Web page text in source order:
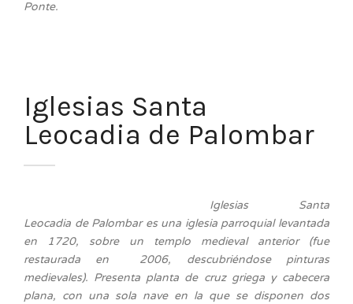
Ponte.
Iglesias Santa
Leocadia de Palombar
Iglesias Santa
Leocadia de Palombar es una iglesia parroquial levantada
en 1720, sobre un templo medieval anterior (fue
restaurada en 2006, descubriéndose pinturas
medievales). Presenta planta de cruz griega y cabecera
plana, con una sola nave en la que se disponen dos